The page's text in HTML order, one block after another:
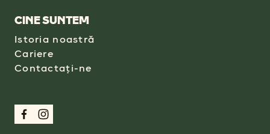
CINE SUNTEM
Istoria noastră
Cariere
Contactați-ne